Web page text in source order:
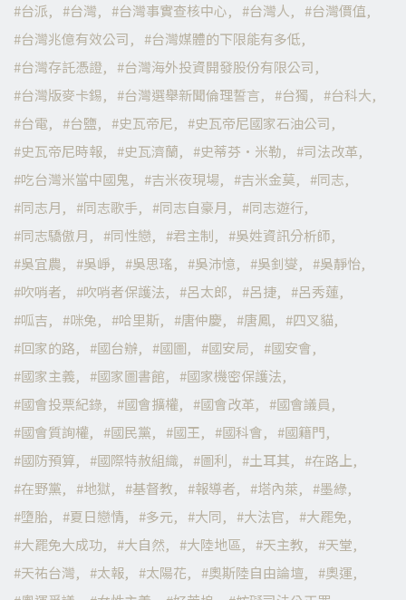
台派
台灣 台灣事實查核中心 台灣人
台灣價值
台灣兆億有效公司
台灣媒體的下限能有多低
台灣存託憑證
台灣海外投資開發股份有限公司
台灣版麥卡錫
台灣選舉新聞倫理誓言 台獨
台科大
台電
台鹽 史瓦帝尼
史瓦帝尼國家石油公司
史瓦帝尼時報
史瓦濟蘭 史蒂芬·米勒
司法改革
吃台灣米當中國鬼
吉米夜現場 吉米金莫
同志
同志月
同志歌手 同志自豪月
同志遊行
同志驕傲月
同性戀 君主制
吳姓資訊分析師
吳宜農
吳崢 吳思瑤 吳沛憶 吳釗燮
吳靜怡
吹哨者
吹哨者保護法 呂太郎 呂捷
呂秀蓮
呱吉
咪兔 哈里斯 唐仲慶 唐鳳
四叉貓
回家的路
國台辦 國圖 國安局
國安會
國家主義
國家圖書館
國家機密保護法
國會投票紀錄
國會擴權 國會改革
國會議員
國會質詢權
國民黨 國王 國科會
國籍門
國防預算
國際特赦組織 圖利 土耳其
在路上
在野黨
地獄 基督教 報導者 塔內萊
墨綠
墮胎
夏日戀情 多元 大同 大法官
大罷免
大罷免大成功
大自然 大陸地區 天主教
天堂
天祐台灣
太報 太陽花 奧斯陸自由論壇
奧運